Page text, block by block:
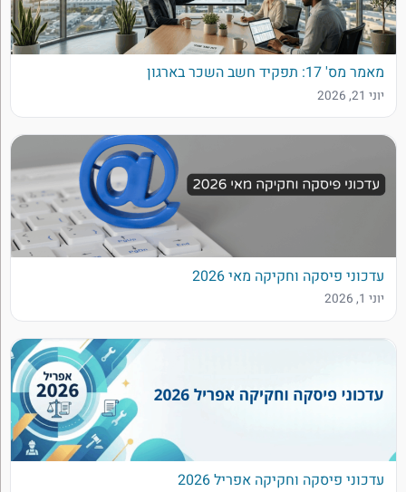
מאמר מס' 17: תפקיד חשב השכר בארגון
יוני 21, 2026
עדכוני פיסקה וחקיקה מאי 2026
יוני 1, 2026
עדכוני פיסקה וחקיקה אפריל 2026